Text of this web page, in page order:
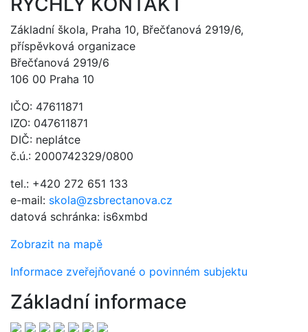
Základní škola, Praha 10, Břečťanová 2919/6,
příspěvková organizace
Břečťanová 2919/6
106 00 Praha 10
IČO: 47611871
IZO: 047611871
DIČ: neplátce
č.ú.: 2000742329/0800
tel.: +420 272 651 133
e-mail: skola@zsbrectanova.cz
datová schránka: is6xmbd
Zobrazit na mapě
Informace zveřejňované o povinném subjektu
Základní informace